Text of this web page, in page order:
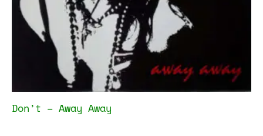
Don’t – Away Away